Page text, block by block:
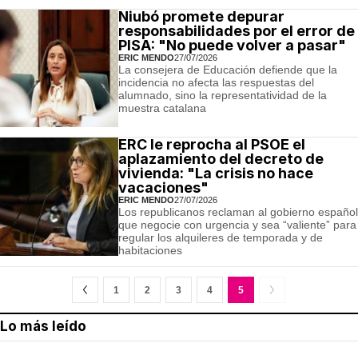
Niubó promete depurar
responsabilidades por el error de
PISA: "No puede volver a pasar"
ERIC MENDO27/07/2026
La consejera de Educación defiende que la
incidencia no afecta las respuestas del
alumnado, sino la representatividad de la
muestra catalana
ERC le reprocha al PSOE el
aplazamiento del decreto de
vivienda: "La crisis no hace
vacaciones"
ERIC MENDO27/07/2026
Los republicanos reclaman al gobierno español
que negocie con urgencia y sea “valiente” para
regular los alquileres de temporada y de
habitaciones
1 2 3 4 5
Lo más leído